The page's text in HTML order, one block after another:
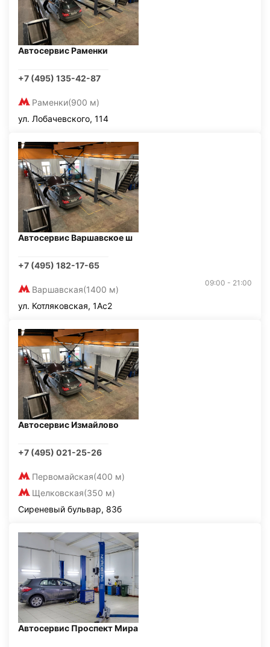
Автосервис Раменки
+7 (495) 135-42-87
Раменки(900 м)
ул. Лобачевского, 114
Автосервис Варшавское ш
+7 (495) 182-17-65
Варшавская(1400 м)
09:00 - 21:00
ул. Котляковская, 1Ас2
Автосервис Измайлово
+7 (495) 021-25-26
Первомайская(400 м)
Щелковская(350 м)
Сиреневый бульвар, 83б
Автосервис Проспект Мира